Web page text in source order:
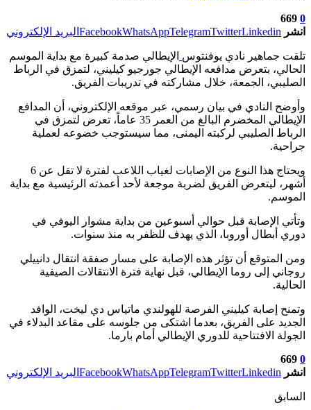
0
669
انشر
FacebookWhatsAppTelegramTwitterLinkedin البريد الإلكتروني
تلقت جماهير نادي يوفنتوس الإيطالي صدمة كبيرة مع بداية الموسم
الحالي، بتعرض مدافعه الإيطالي جورجيو كيليني، لتمزق في الرباط
الصليبي، الجمعة، خلال مشاركته في تدريبات الفريق.
وأوضح النادي في بيان رسمي، عبر موقعه الإلكتروني، أن المدافع
الإيطالي المخضرم البالغ من العمر 35 عاماً، تعرض لتمزق في
الرباط الصليبي لركبته اليمنى، مما سيستوجب خضوعه لعملية
جراحية.
ويحتاج هذا النوع من الإصابات لغياب اللاعب لفترة لا تقل عن 6
أشهر، ليتعرض الفريق لضربة موجعة لأحد أعمدته الرئيسية مع بداية
الموسم.
وتأتي الإصابة قبل حوالي أسبوعين من بداية مشوار اليوفي في
دوري أبطال أوروبا، الذي يهدف للظفر به منذ سنوات.
ومن المتوقع أن تؤثر هذه الإصابة على مسار صفقة انتقال دانييلي
روجاني إلى روما الإيطالي، قبل نهاية فترة الانتقالات الصيفية
الحالية.
وتمنح إصابة كيليني الفرصة للهولندي ماتياس دي ليخت، الوافد
الجديد على الفريق، بعدما اشتكى من جلوسه على مقاعد البدلاء في
الجولة الافتتاحية للدوري الإيطالي أمام بارما.
0
669
انشر
FacebookWhatsAppTelegramTwitterLinkedin البريد الإلكتروني
السابق